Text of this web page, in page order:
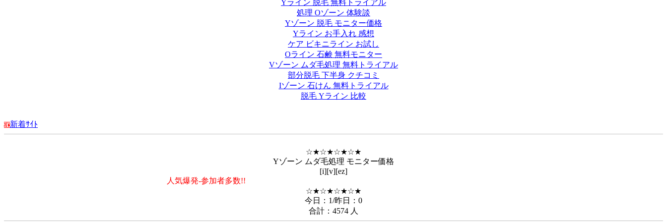
Yライン 脱毛 無料トライアル
処理 Oゾーン 体験談
Yゾーン 脱毛 モニター価格
Yライン お手入れ 感想
ケア ビキニライン お試し
Oライン 石鹸 無料モニター
Vゾーン ムダ毛処理 無料トライアル
部分脱毛 下半身 クチコミ
Iゾーン 石けん 無料トライアル
脱毛 Yライン 比較
新着ｻｲﾄ
☆★☆★☆★☆★
Yゾーン ムダ毛処理 モニター価格
[i][v][ez]
人気爆発-参加者多数!!
☆★☆★☆★☆★
今日：1/昨日：0
合計：4574 人